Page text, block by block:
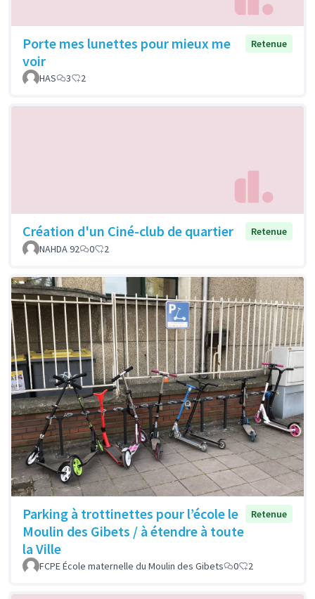
Porte mes lunettes pour mieux me
voir
Retenue
HAS 3 2
Création d'un Ciné-club de quartier
Retenue
NAHDA 92
0 2
Parking à trottinettes pour l’école le
Moulin des Gibets / à étendre à toute
la Ville
Retenue
FCPE École maternelle du Moulin des Gibets 0 2